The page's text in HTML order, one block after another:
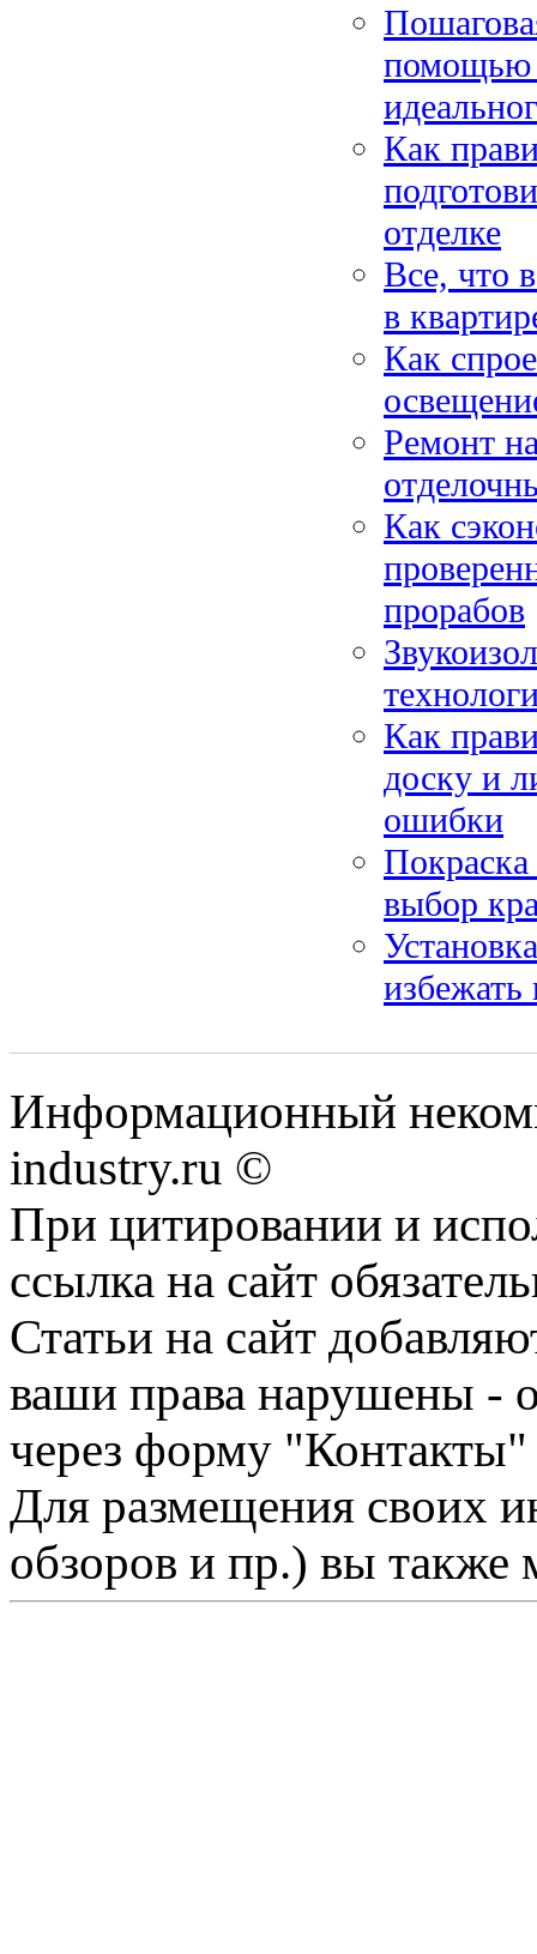
помощью
Как
отделке
Все, что
в
Как
Ремонт
Как
прорабов
Как
доску и
ошибки
Покраска
выбор
избежать
Информационный
industry.ru ©
При цитировании и
ссылка на сайт
Статьи на сайт
ваши права нарушены -
через форму "Контакты"
Для размещения своих
обзоров и пр.) вы также